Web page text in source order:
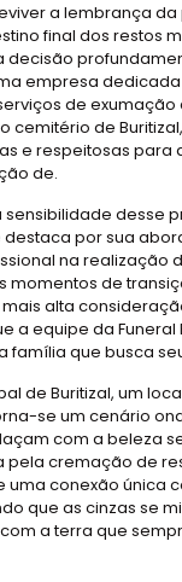
a lembrança da
final dos restos
decisão
empresa
de exumação
cemitério de
e respeitosas para
de.
desse
destaca por sua
na realização
momentos de
alta
a equipe da Funeral
família que busca
de Buritizal, um
se um cenário
com a beleza
pela cremação de
uma conexão única
que as cinzas se
a terra que